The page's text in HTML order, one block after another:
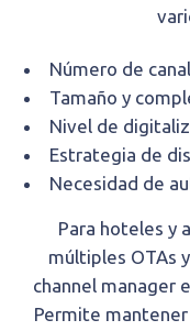
Número de
Tamaño y
Nivel de
Estrategia de
Necesidad de
Para hoteles y
múltiples OTAs
channel manager
Permite